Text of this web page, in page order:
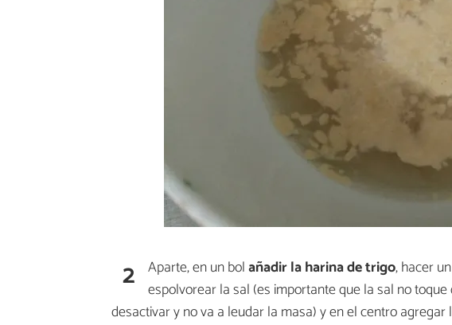
2 Aparte, en un bolañadir la harina de trigo, hacer
espolvorear la sal (es importante que la sal no
desactivar y no va a leudar la masa) y en el centro